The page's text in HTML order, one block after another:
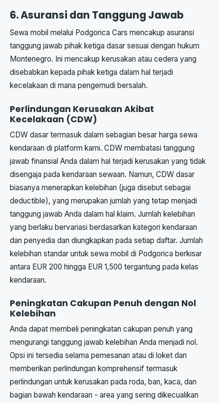
6. Asuransi dan Tanggung Jawab
Sewa mobil melalui Podgorica Cars mencakup asuransi
tanggung jawab pihak ketiga dasar sesuai dengan hukum
Montenegro. Ini mencakup kerusakan atau cedera yang
disebabkan kepada pihak ketiga dalam hal terjadi
kecelakaan di mana pengemudi bersalah.
Perlindungan Kerusakan Akibat
Kecelakaan (CDW)
CDW dasar termasuk dalam sebagian besar harga sewa
kendaraan di platform kami. CDW membatasi tanggung
jawab finansial Anda dalam hal terjadi kerusakan yang tidak
disengaja pada kendaraan sewaan. Namun, CDW dasar
biasanya menerapkan kelebihan (juga disebut sebagai
deductible), yang merupakan jumlah yang tetap menjadi
tanggung jawab Anda dalam hal klaim. Jumlah kelebihan
yang berlaku bervariasi berdasarkan kategori kendaraan
dan penyedia dan diungkapkan pada setiap daftar. Jumlah
kelebihan standar untuk sewa mobil di Podgorica berkisar
antara EUR 200 hingga EUR 1,500 tergantung pada kelas
kendaraan.
Peningkatan Cakupan Penuh dengan Nol
Kelebihan
Anda dapat membeli peningkatan cakupan penuh yang
mengurangi tanggung jawab kelebihan Anda menjadi nol.
Opsi ini tersedia selama pemesanan atau di loket dan
memberikan perlindungan komprehensif termasuk
perlindungan untuk kerusakan pada roda, ban, kaca, dan
bagian bawah kendaraan - area yang sering dikecualikan